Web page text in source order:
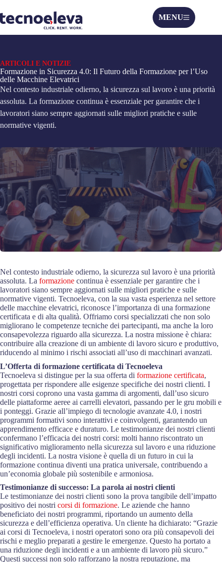
MENU
ARTICOLI E NOTIZIE
Formazione in Sicurezza 4.0: Il Futuro della Formazione per l’Uso
delle Macchine Elevatrici
Nel contesto industriale odierno, la sicurezza sul lavoro è una priorità
assoluta. La formazione continua è essenziale per garantire che i
lavoratori siano sempre aggiornati sulle migliori pratiche e sulle
normative vigenti.
Nel contesto industriale odierno, la sicurezza sul lavoro è una priorità
assoluta. La formazione continua è essenziale per garantire che i
lavoratori siano sempre aggiornati sulle migliori pratiche e sulle
normative vigenti. Tecnoeleva, con la sua vasta esperienza nel settore
delle macchine elevatrici, riconosce l’importanza di una formazione
certificata e di alta qualità. Offriamo corsi specializzati che non solo
migliorano le competenze tecniche dei partecipanti, ma anche la loro
consapevolezza riguardo alla sicurezza. La nostra missione è chiara:
contribuire alla creazione di un ambiente di lavoro sicuro e produttivo,
riducendo al minimo i rischi associati all’uso di macchinari avanzati.
L’Offerta di formazione certificata di Tecnoeleva
Tecnoeleva si distingue per la sua offerta di formazione certificata,
progettata per rispondere alle esigenze specifiche dei nostri clienti. I
nostri corsi coprono una vasta gamma di argomenti, dall’uso sicuro
delle piattaforme aeree ai carrelli elevatori, passando per le gru mobili e
i ponteggi. Grazie all’impiego di tecnologie avanzate 4.0, i nostri
programmi formativi sono interattivi e coinvolgenti, garantendo un
apprendimento efficace e duraturo. Le testimonianze dei nostri clienti
confermano l’efficacia dei nostri corsi: molti hanno riscontrato un
significativo miglioramento nella sicurezza sul lavoro e una riduzione
degli incidenti. La nostra visione è quella di un futuro in cui la
formazione continua diventi una pratica universale, contribuendo a
un’economia globale più sostenibile e armoniosa.
Testimonianze di successo: La parola ai nostri clienti
Le testimonianze dei nostri clienti sono la prova tangibile dell’impatto
positivo dei nostri corsi di formazione. Le aziende che hanno
beneficiato dei nostri programmi, riportando un aumento della
sicurezza e dell’efficienza operativa. Un cliente ha dichiarato: “Grazie
ai corsi di Tecnoeleva, i nostri operatori sono ora più consapevoli dei
rischi e meglio preparati a gestire le emergenze. Questo ha portato a
una riduzione degli incidenti e a un ambiente di lavoro più sicuro.”
Questi successi non solo rafforzano la nostra reputazione, ma